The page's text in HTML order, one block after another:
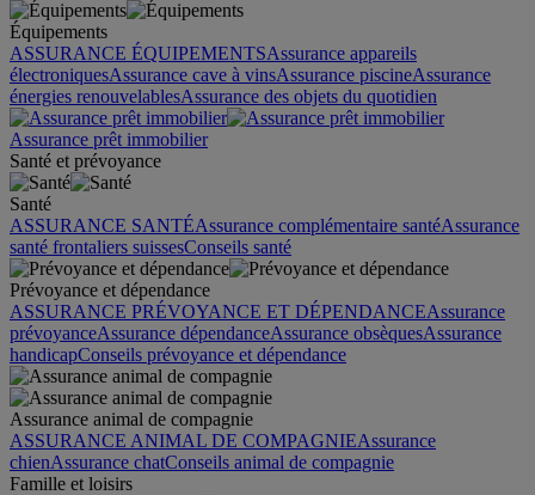
Équipements
ASSURANCE ÉQUIPEMENTSAssurance appareils
électroniquesAssurance cave à vinsAssurance piscineAssurance
énergies renouvelablesAssurance des objets du quotidien
Assurance prêt immobilier
Santé et prévoyance
Santé
ASSURANCE SANTÉAssurance complémentaire santéAssurance
santé frontaliers suissesConseils santé
Prévoyance et dépendance
ASSURANCE PRÉVOYANCE ET DÉPENDANCEAssurance
prévoyanceAssurance dépendanceAssurance obsèquesAssurance
handicapConseils prévoyance et dépendance
Assurance animal de compagnie
ASSURANCE ANIMAL DE COMPAGNIEAssurance
chienAssurance chatConseils animal de compagnie
Famille et loisirs